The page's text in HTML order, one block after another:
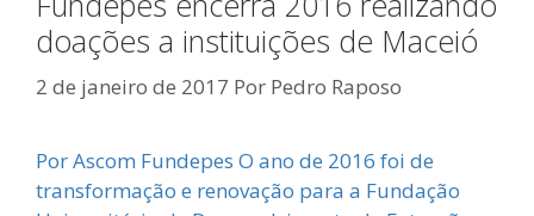
doações a instituições de Maceió
2 de janeiro de 2017 Por Pedro Raposo
Por Ascom Fundepes O ano de 2016 foi de
transformação e renovação para a Fundação